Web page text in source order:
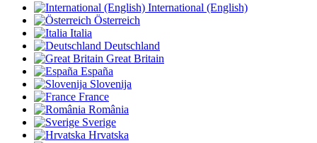
International (English)
Österreich
Italia
Deutschland
Great Britain
España
Slovenija
France
România
Sverige
Hrvatska